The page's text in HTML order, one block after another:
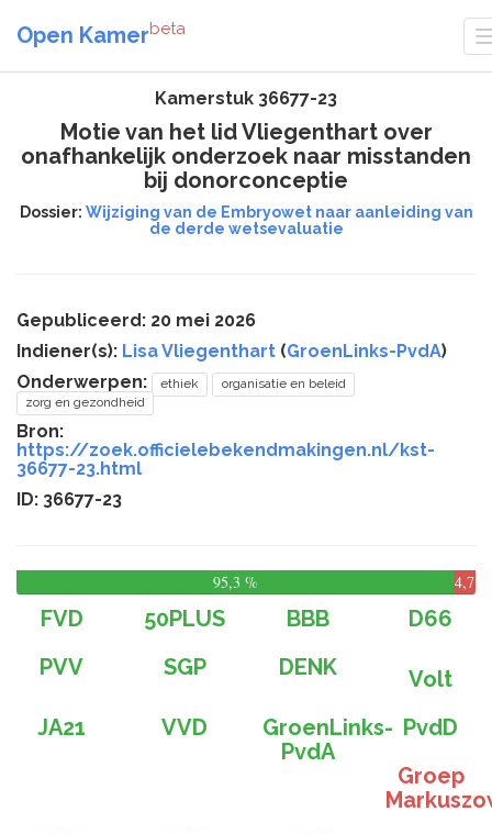
Open Kamerbeta
Kamerstuk 36677-23
Motie van het lid Vliegenthart over
onafhankelijk onderzoek naar misstanden
bij donorconceptie
Dossier: Wijziging van de Embryowet naar aanleiding van
de derde wetsevaluatie
Gepubliceerd: 20 mei 2026
Indiener(s): Lisa Vliegenthart (GroenLinks-PvdA)
Onderwerpen:
ethiek
organisatie en beleid
zorg en gezondheid
Bron:
https://zoek.officielebekendmakingen.nl/kst-
36677-23.html
ID: 36677-23
95,3 %
4,7
FVD 50PLUS BBB
D66
PVV
SGP DENK
Volt
JA21
VVD
GroenLinks-
PvdA
PvdD
Groep